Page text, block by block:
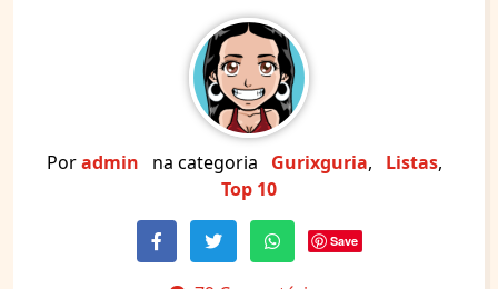
Poradmin na categoria Gurixguria, Listas,
Top 10
Save